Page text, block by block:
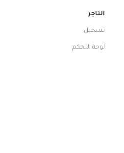
التاجر
تسجيل
لوحة التحكم